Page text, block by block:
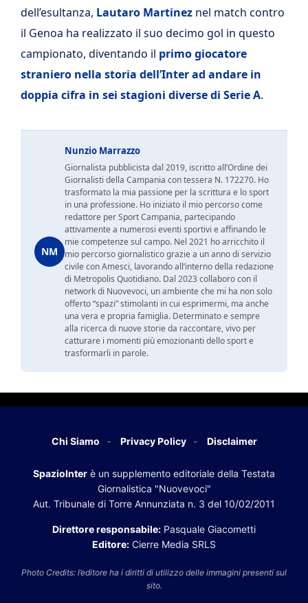
dell’esultanza, Lautaro Martinez nel match contro
il Genoa ha realizzato il suo decimo gol in questo
campionato, diventando il primo giocatore
straniero nella storia dell’Inter ad andare in
doppia cifra in sei stagioni diverse di Serie A.
NM
Nunzio Marrazzo
Giornalista pubblicista dal 2019, iscritto all’Ordine dei
Giornalisti della Campania con tessera N. 172270. Ho
trasformato la mia passione per la scrittura e lo sport
in una professione. Ho iniziato il mio percorso come
redattore per Sport Campania, partecipando
attivamente a numerosi eventi sportivi e affinando le
mie competenze sul campo. Nel 2021 ho arricchito il
mio percorso giornalistico grazie a un anno di servizio
civile con Amesci, lavorando all’interno della redazione
di Metropolis Quotidiano. Dal 2023 collaboro con il
network di Nuovevoci, un ambiente che mi ha non solo
offerto “spazi” stimolanti in cui esprimermi, ma anche
una vera e propria famiglia. Determinato e sempre
alla ricerca di nuove storie da raccontare, vivo per
catturare i momenti più emozionanti dello sport e
trasformarli in parole.
Chi Siamo Privacy Policy Disclaimer
SpazioInter è un supplemento editoriale della Testata
Giornalistica "Nuovevoci"
Aut. Tribunale di Torre Annunziata n. 3 del 10/02/2011
Direttore responsabile: Pasquale Giacometti
Editore: Cierre Media SRLS
Photo Credits: l’editore ha i diritti di utilizzo delle immagini presenti sul
sito.